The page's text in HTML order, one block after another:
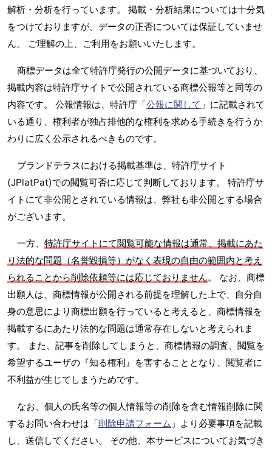
解析・分析を行っています。 掲載・分析結果については十分気
をつけておりますが、データの正否については保証していませ
ん。 ご理解の上、ご利用をお願いいたします。
商標データは全て特許庁発行の公開データに基づいており、
掲載内容は特許庁サイトで公開されている商標公報等と同等の
内容です。 公報情報は、特許庁「公報に関して 」に記載されて
いる通り、権利者が独占排他的な権利を求める手続きを行うか
わりに広く公示されるべきものです。
ブランドテラスにおける掲載基準は、特許庁サイト
(JPlatPat)での閲覧可否に応じて判断しております。 特許庁サ
イトにて非公開とされている情報は、弊社も非公開とする場合
がございます。
一方、 特許庁サイトにて閲覧可能な情報は通常、掲載にあた
り法的な問題（名誉毀損等）がなく表現の自由の範囲内と考え
られることから削除依頼等には応じておりません。 なお、商標
出願人は、商標情報が公開される前提を理解した上で、自分自
身の意思により商標出願を行っていると考えると、商標情報を
掲載するにあたり法的な問題は通常存在しないと考えられま
す。 また、記事を削除してしまうと、商標情報の調査、閲覧を
希望するユーザの『知る権利』を害することとなり、閲覧者に
不利益が生じてしまうためです。
なお、個人の氏名等の個人情報等の削除を含む情報削除に関
するお問い合わせは「削除申請フォーム 」より必要事項を記載
し、送信してください。 その他、本サービスについてお気づき